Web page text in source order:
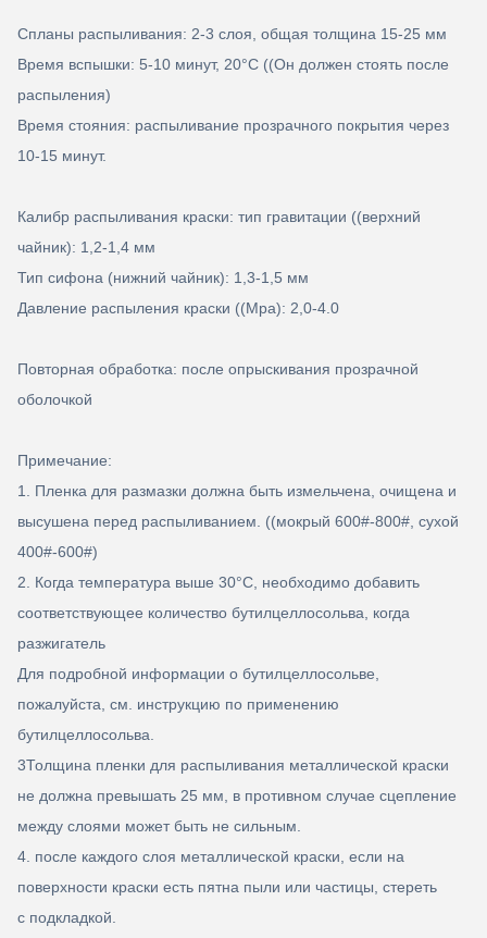
Спланы распыливания: 2-3 слоя, общая толщина 15-25 мм
Время вспышки: 5-10 минут, 20°C ((Он должен стоять после
распыления)
Время стояния: распыливание прозрачного покрытия через
10-15 минут.
Калибр распыливания краски: тип гравитации ((верхний
чайник): 1,2-1,4 мм
Тип сифона (нижний чайник): 1,3-1,5 мм
Давление распыления краски ((Mpa): 2,0-4.0
Повторная обработка: после опрыскивания прозрачной
оболочкой
Примечание:
1. Пленка для размазки должна быть измельчена, очищена и
высушена перед распыливанием. ((мокрый 600#-800#, сухой
400#-600#)
2. Когда температура выше 30°C, необходимо добавить
соответствующее количество бутилцеллосольва, когда
разжигатель
Для подробной информации о бутилцеллосольве,
пожалуйста, см. инструкцию по применению
бутилцеллосольва.
3Толщина пленки для распыливания металлической краски
не должна превышать 25 мм, в противном случае сцепление
между слоями может быть не сильным.
4. после каждого слоя металлической краски, если на
поверхности краски есть пятна пыли или частицы, стереть
с подкладкой.